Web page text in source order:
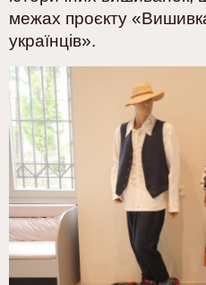
межах проєкту
українців».